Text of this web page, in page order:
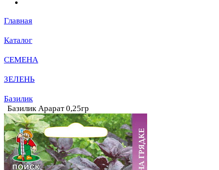
Главная
Каталог
СЕМЕНА
ЗЕЛЕНЬ
Базилик
Базилик Арарат 0,25гр